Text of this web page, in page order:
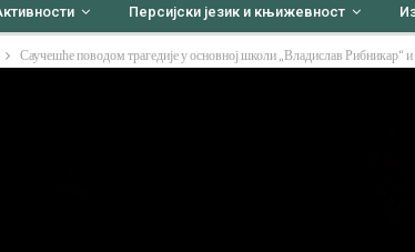
Персијски језик и књижевност
Саучешће поводом трагедије у основној школи „Владислав Рибникар“